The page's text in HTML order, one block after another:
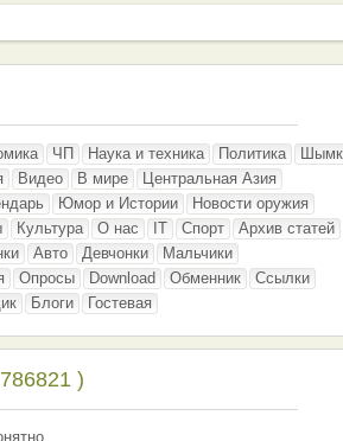
ЧП Наука и техника Политика
Видео В мире
Центральная Азия
Юмор и Истории
Новости оружия
Культура О нас IT Спорт
Архив статей
Авто Девчонки
Мальчики
Опросы Download Обменник
Ссылки
Блоги Гостевая
)